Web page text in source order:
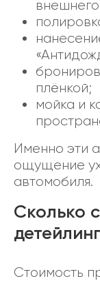
плёнкой;
мойка и
Именно эти
ощущение
автомобиля.
Сколько
детейлинг
Стоимость